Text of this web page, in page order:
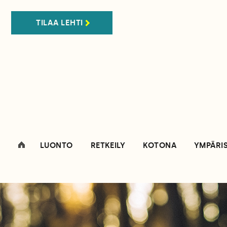
TILAA LEHTI
LUONTO RETKEILY KOTONA